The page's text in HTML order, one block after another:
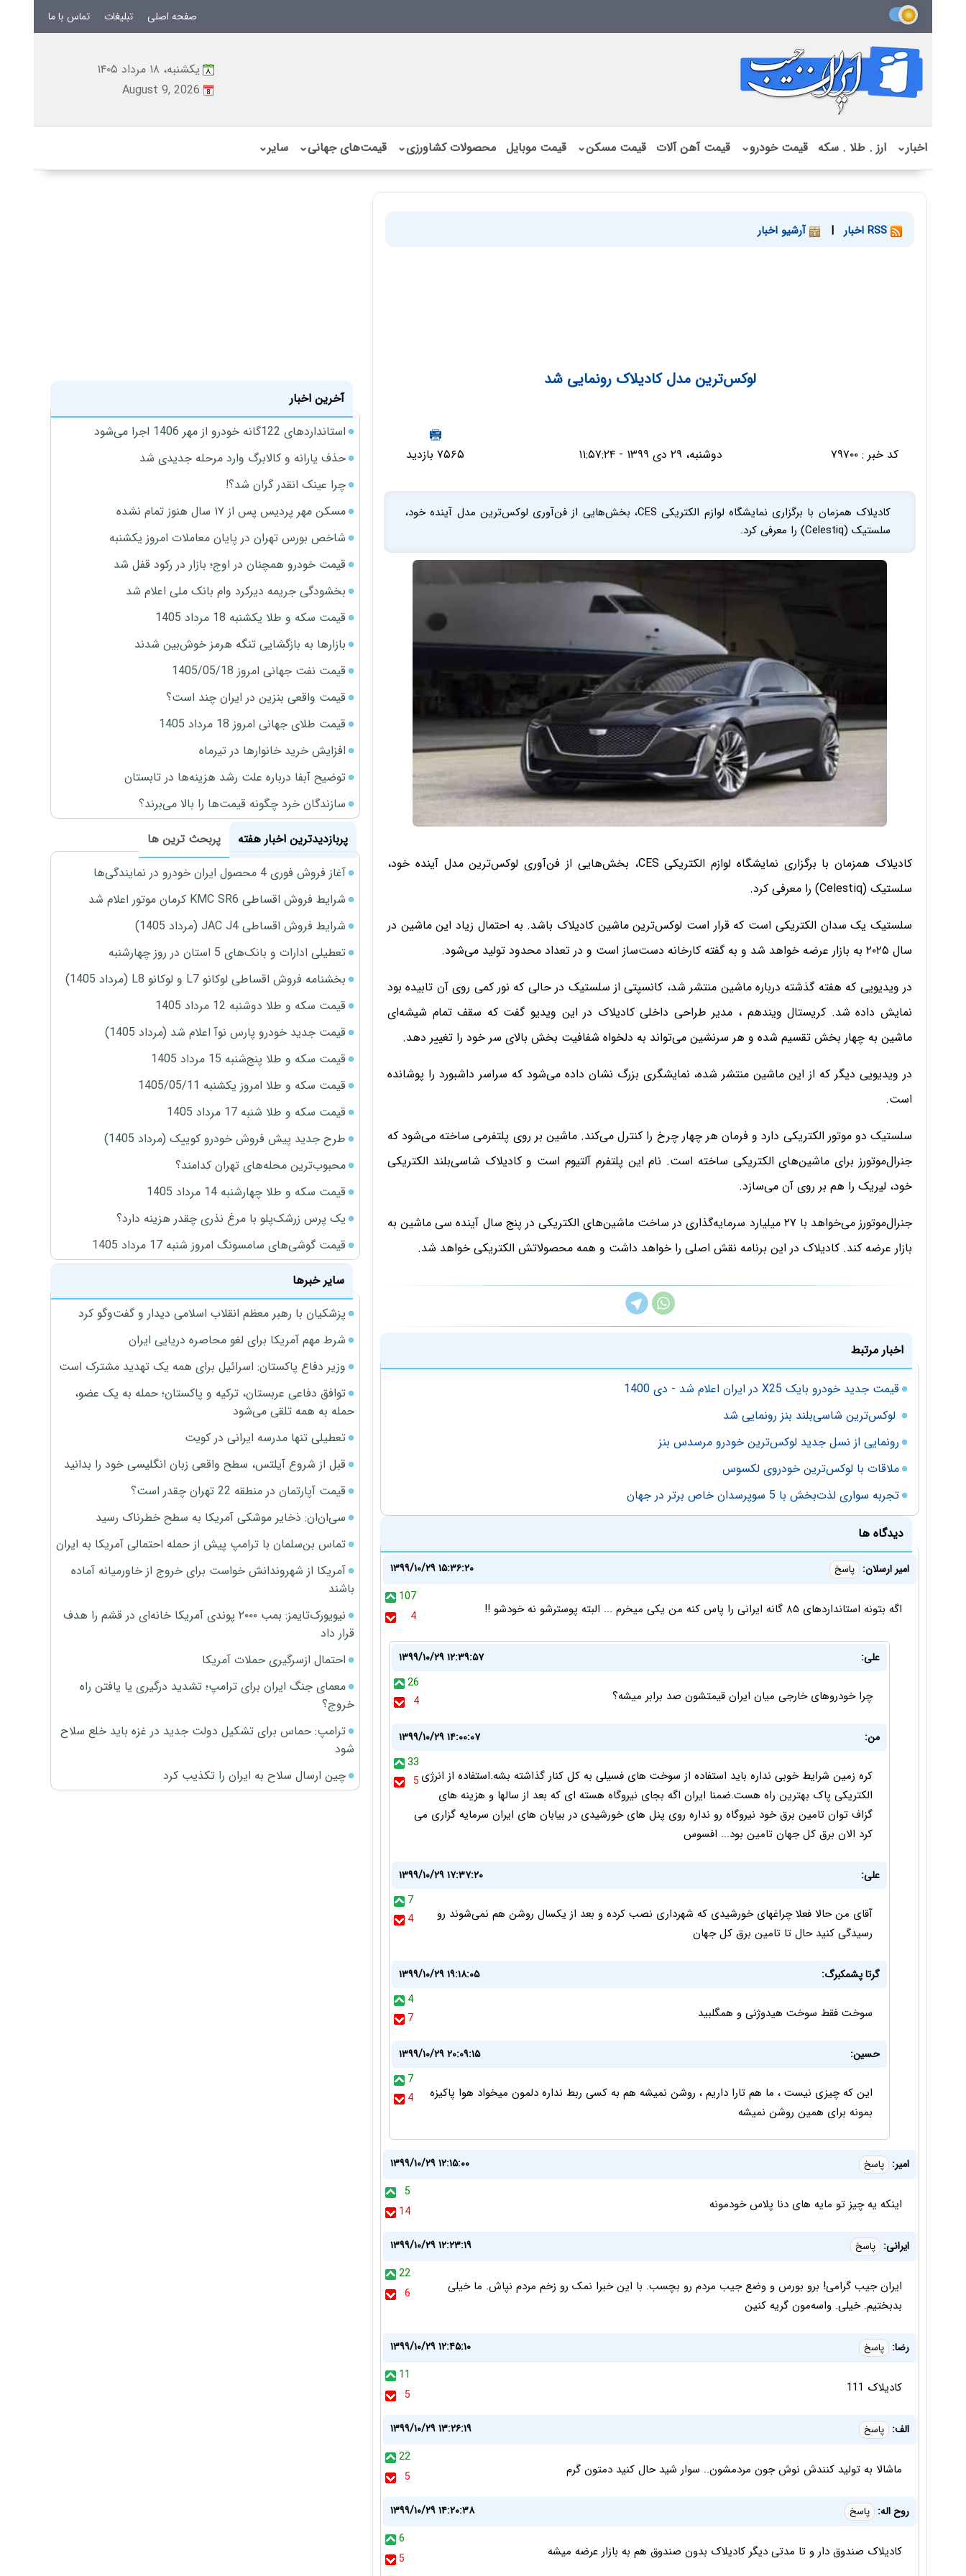
صفحه اصلی تبلیغات تماس با ما
یکشنبه، ۱۸ مرداد ۱۴۰۵
August 9, 2026
اخبار⌄ ارز . طلا . سکه قیمت خودرو⌄ قیمت آهن آلات قیمت مسکن⌄ قیمت موبایل محصولات کشاورزی⌄ قیمت‌های جهانی⌄ سایر⌄
| آرشیو اخبار
لوکس‌ترین مدل کادیلاک رونمایی شد
کد خبر : ۷۹۷۰۰ دوشنبه، ۲۹ دی ۱۳۹۹ - ۱۱:۵۷:۲۴ ۷۵۶۵ بازدید
کادیلاک همزمان با برگزاری نمایشگاه لوازم الکتریکی CES، بخش‌هایی از فن‌آوری لوکس‌ترین مدل آینده خود،
سلستیک (Celestiq) را معرفی کرد.
کادیلاک همزمان با برگزاری نمایشگاه لوازم الکتریکی CES، بخش‌هایی از فن‌آوری لوکس‌ترین مدل آینده خود،
سلستیک (Celestiq) را معرفی کرد.
سلستیک یک سدان الکتریکی است که قرار است لوکس‌ترین ماشین کادیلاک باشد. به احتمال زیاد این ماشین در
سال ۲۰۲۵ به بازار عرضه خواهد شد و به گفته کارخانه دست‌ساز است و در تعداد محدود تولید می‌شود.
در ویدیویی که هفته گذشته درباره ماشین منتشر شد، کانسپتی از سلستیک در حالی که نور کمی روی آن تابیده بود
نمایش داده شد. کریستال ویندهم ، مدیر طراحی داخلی کادیلاک در این ویدیو گفت که سقف تمام شیشه‌ای
ماشین به چهار بخش تقسیم شده و هر سرنشین می‌تواند به دلخواه شفافیت بخش بالای سر خود را تغییر دهد.
در ویدیویی دیگر که از این ماشین منتشر شده، نمایشگری بزرگ نشان داده می‌شود که سراسر داشبورد را پوشانده
است.
سلستیک دو موتور الکتریکی دارد و فرمان هر چهار چرخ را کنترل می‌کند. ماشین بر روی پلتفرمی ساخته می‌شود که
جنرال‌موتورز برای ماشین‌های الکتریکی ساخته است. نام این پلتفرم آلتیوم است و کادیلاک شاسی‌بلند الکتریکی
خود، لیریک را هم بر روی آن می‌سازد.
جنرال‌موتورز می‌خواهد با ۲۷ میلیارد سرمایه‌گذاری در ساخت ماشین‌های الکتریکی در پنج سال آینده سی ماشین به
بازار عرضه کند. کادیلاک در این برنامه نقش اصلی را خواهد داشت و همه محصولاتش الکتریکی خواهد شد.
اخبار مرتبط
قیمت جدید خودرو بایک X25 در ایران اعلام شد - دی 1400
لوکس‌ترین شاسی‌بلند بنز رونمایی شد
رونمایی از نسل جدید لوکس‌ترین خودرو مرسدس بنز
ملاقات با لوکس‌ترین خودروی لکسوس
تجربه سواری لذت‌بخش با 5 سوپرسدان خاص برتر در جهان
دیدگاه ها
امیر ارسلان: پاسخ
۱۳۹۹/۱۰/۲۹ ۱۵:۳۶:۲۰
107
4
اگه بتونه استانداردهای ۸۵ گانه ایرانی را پاس کنه من یکی میخرم ... البته پوسترشو نه خودشو !!
علی:
۱۳۹۹/۱۰/۲۹ ۱۲:۳۹:۵۷
26
4
چرا خودروهای خارجی میان ایران قیمتشون صد برابر میشه؟
من:
۱۳۹۹/۱۰/۲۹ ۱۴:۰۰:۰۷
33
5 کره زمین شرایط خوبی نداره باید استفاده از سوخت های فسیلی به کل کنار گذاشته بشه.استفاده از انرژی
الکتریکی پاک بهترین راه هست.ضمنا ایران اگه بجای نیروگاه هسته ای که بعد از سالها و هزینه های
گزاف توان تامین برق خود نیروگاه رو نداره روی پنل های خورشیدی در بیابان های ایران سرمایه گزاری می
کرد الان برق کل جهان تامین بود... افسوس
علی:
۱۳۹۹/۱۰/۲۹ ۱۷:۳۷:۲۰
7
4
آقای من حالا فعلا چراغهای خورشیدی که شهرداری نصب کرده و بعد از یکسال روشن هم نمی‌شوند رو
رسیدگی کنید حال تا تامین برق کل جهان
گرتا پشمکبرگ:
۱۳۹۹/۱۰/۲۹ ۱۹:۱۸:۰۵
4
7
سوخت فقط سوخت هیدوژنی و همگلبید
حسین:
۱۳۹۹/۱۰/۲۹ ۲۰:۰۹:۱۵
7
4
این که چیزی نیست ، ما هم تارا داریم ، روشن نمیشه هم به کسی ربط نداره دلمون میخواد هوا پاکیزه
بمونه برای همین روشن نمیشه
امیر: پاسخ
۱۳۹۹/۱۰/۲۹ ۱۲:۱۵:۰۰
5
14
اینکه یه چیز تو مایه های دنا پلاس خودمونه
ایرانی: پاسخ
۱۳۹۹/۱۰/۲۹ ۱۲:۲۳:۱۹
22
6
ایران جیب گرامی! برو بورس و وضع جیب مردم رو بچسب. با این خبرا نمک رو زخم مردم نپاش. ما خیلی
بدبختیم. خیلی. واسه‌مون گریه کنین
رضا: پاسخ
۱۳۹۹/۱۰/۲۹ ۱۲:۴۵:۱۰
11
5
کادیلاک 111
الف: پاسخ
۱۳۹۹/۱۰/۲۹ ۱۳:۲۶:۱۹
22
5
ماشالا به تولید کنندش نوش جون مردمشون.. سوار شید حال کنید دمتون گرم
روح اله: پاسخ
۱۳۹۹/۱۰/۲۹ ۱۴:۲۰:۳۸
6
5
کادیلاک صندوق دار و تا مدتی دیگر کادیلاک بدون صندوق هم به بازار عرضه میشه
آخرین اخبار
استانداردهای 122گانه خودرو از مهر 1406 اجرا می‌شود
حذف یارانه و کالابرگ وارد مرحله جدیدی شد
چرا عینک انقدر گران شد؟!
مسکن مهر پردیس پس از ۱۷ سال هنوز تمام نشده
شاخص بورس تهران در پایان معاملات امروز یکشنبه
قیمت خودرو همچنان در اوج؛ بازار در رکود قفل شد
بخشودگی جریمه دیرکرد وام بانک ملی اعلام شد
قیمت سکه و طلا یکشنبه 18 مرداد 1405
بازارها به بازگشایی تنگه هرمز خوش‌بین شدند
قیمت نفت جهانی امروز 1405/05/18
قیمت واقعی بنزین در ایران چند است؟
قیمت طلای جهانی امروز 18 مرداد 1405
افزایش خرید خانوارها در تیرماه
توضیح آبفا درباره علت رشد هزینه‌ها در تابستان
سازندگان خرد چگونه قیمت‌ها را بالا می‌برند؟
پربازدیدترین اخبار هفته
پربحث ترین ها
آغاز فروش فوری 4 محصول ایران خودرو در نمایندگی‌ها
شرایط فروش اقساطی KMC SR6 کرمان موتور اعلام شد
شرایط فروش اقساطی JAC J4 (مرداد 1405)
تعطیلی ادارات و بانک‌های 5 استان در روز چهارشنبه
بخشنامه فروش اقساطی لوکانو L7 و لوکانو L8 (مرداد 1405)
قیمت سکه و طلا دوشنبه 12 مرداد 1405
قیمت جدید خودرو پارس نوآ اعلام شد (مرداد 1405)
قیمت سکه و طلا پنج‌شنبه 15 مرداد 1405
قیمت سکه و طلا امروز یکشنبه 1405/05/11
قیمت سکه و طلا شنبه 17 مرداد 1405
طرح جدید پیش فروش خودرو کوییک (مرداد 1405)
محبوب‌ترین محله‌های تهران کدامند؟
قیمت سکه و طلا چهارشنبه 14 مرداد 1405
یک پرس زرشک‌پلو با مرغ نذری چقدر هزینه دارد؟
قیمت گوشی‌های سامسونگ امروز شنبه 17 مرداد 1405
سایر خبرها
پزشکیان با رهبر معظم انقلاب اسلامی دیدار و گفت‌وگو کرد
شرط مهم آمریکا برای لغو محاصره دریایی ایران
وزیر دفاع پاکستان: اسرائیل برای همه یک تهدید مشترک است
توافق دفاعی عربستان، ترکیه و پاکستان؛ حمله به یک عضو،
حمله به همه تلقی می‌شود
تعطیلی تنها مدرسه ایرانی در کویت
قبل از شروع آیلتس، سطح واقعی زبان انگلیسی خود را بدانید
قیمت آپارتمان در منطقه 22 تهران چقدر است؟
سی‌ان‌ان: ذخایر موشکی آمریکا به سطح خطرناک رسید
تماس بن‌سلمان با ترامپ پیش از حمله احتمالی آمریکا به ایران
آمریکا از شهروندانش خواست برای خروج از خاورمیانه آماده
باشند
نیویورک‌تایمز: بمب ۲۰۰۰ پوندی آمریکا خانه‌ای در قشم را هدف
قرار داد
احتمال ازسرگیری حملات آمریکا
معمای جنگ ایران برای ترامپ؛ تشدید درگیری یا یافتن راه
خروج؟
ترامپ: حماس برای تشکیل دولت جدید در غزه باید خلع سلاح
شود
چین ارسال سلاح به ایران را تکذیب کرد